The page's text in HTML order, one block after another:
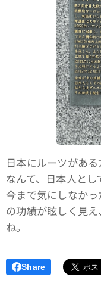
日本にルーツがあ
なんて、日本人とし
今まで気にしなか
の功績が眩しく見
ね。
Share